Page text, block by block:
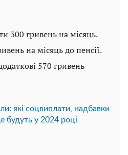
300 гривень на місяць.
на місяць до пенсії.
570 гривень
які соцвиплати, надбавки
будуть у 2024 році